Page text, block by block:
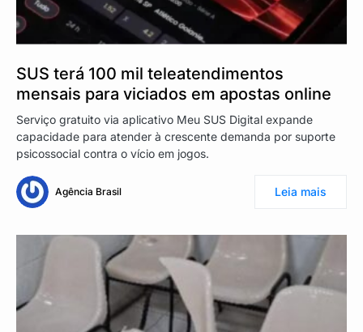
SUS terá 100 mil teleatendimentos
mensais para viciados em apostas online
Serviço gratuito via aplicativo Meu SUS Digital expande
capacidade para atender à crescente demanda por suporte
psicossocial contra o vício em jogos.
Agência Brasil Leia mais